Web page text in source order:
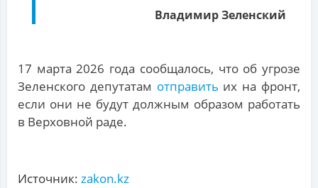
Владимир Зеленский
17 марта 2026 года сообщалось, что об угрозе
Зеленского депутатам отправить их на фронт,
если они не будут должным образом работать
в Верховной раде.
Источник: zakon.kz